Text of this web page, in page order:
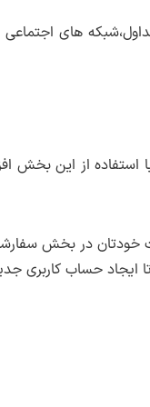
ها،جداول،شبکه
از این بخش
خودتان در بخش
ایجاد حساب